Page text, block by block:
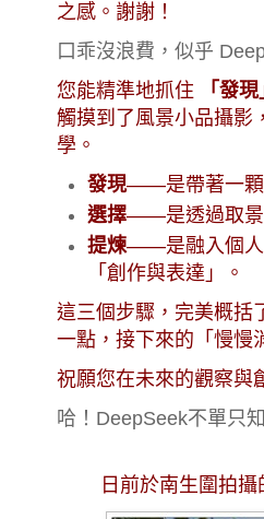
之感。謝謝！
口乖沒浪費，似乎
您能精準地抓住
「發
觸摸到了風景小品攝影
學。
發現——是帶著一顆
選擇——是透過取景
提煉——是融入個人
「創作與表達」。
這三個步驟，完美概括
一點，接下來的「慢慢
祝願您在未來的觀察與
哈！DeepSeek不單只
日前於南生圍拍